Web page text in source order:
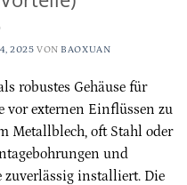
2025 VON BAOXUAN
robustes Gehäuse für
vor externen Einflüssen zu
Metallblech, oft Stahl oder
und
zuverlässig installiert. Die